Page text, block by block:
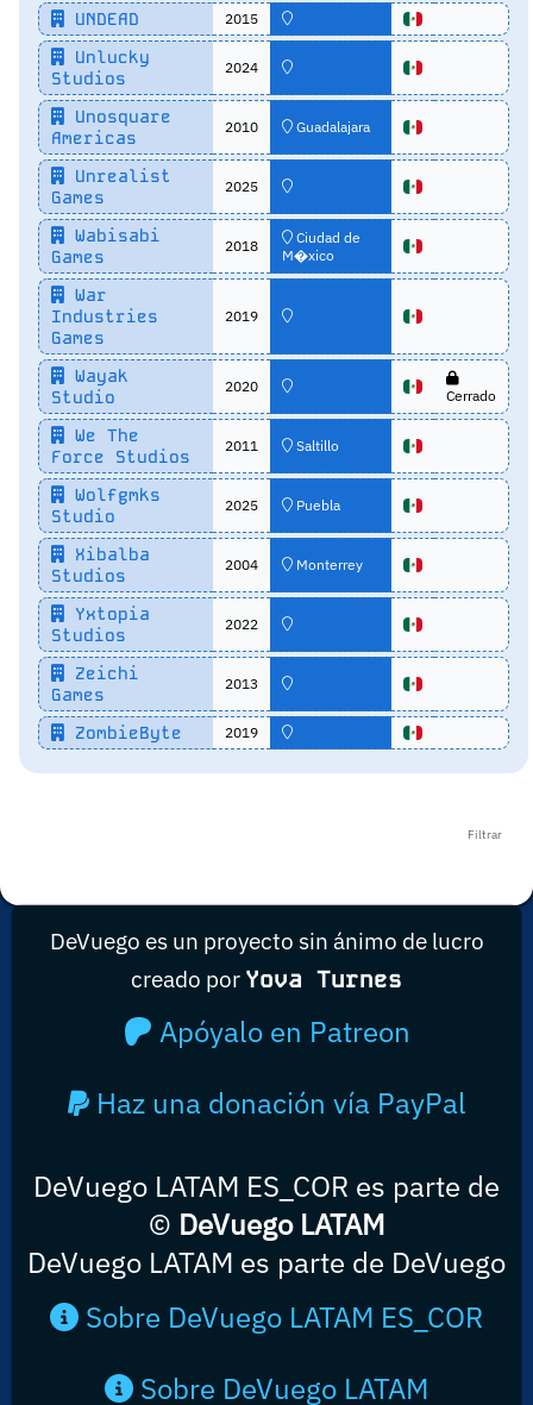
UNDEAD 2015
Unlucky
Studios
2024
Unosquare
Americas
2010 Guadalajara
Unrealist
Games
2025
Wabisabi
Games
2018
Ciudad de
M�xico
War
Industries
Games
2019
Wayak
Studio
2020
Cerrado
We The
Force Studios
2011 Saltillo
Wolfgmks
Studio
2025 Puebla
Xibalba
Studios
2004 Monterrey
Yxtopia
Studios
2022
Zeichi
Games
2013
ZombieByte 2019
Filtrar
DeVuego es un proyecto sin ánimo de lucro
creado por Yova Turnes
Apóyalo en Patreon
Haz una donación vía PayPal
DeVuego LATAM ES_COR es parte de
© DeVuego LATAM
DeVuego LATAM es parte de DeVuego
Sobre DeVuego LATAM ES_COR
Sobre DeVuego LATAM